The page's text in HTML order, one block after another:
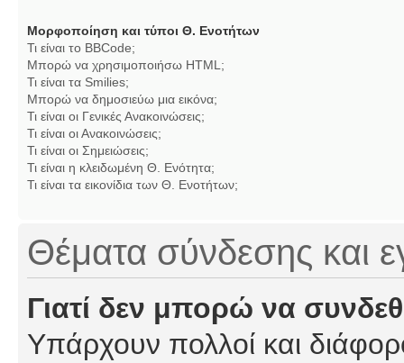
Μορφοποίηση και τύποι Θ. Ενοτήτων
Τι είναι το BBCode;
Μπορώ να χρησιμοποιήσω HTML;
Τι είναι τα Smilies;
Μπορώ να δημοσιεύω μια εικόνα;
Τι είναι οι Γενικές Ανακοινώσεις;
Τι είναι οι Ανακοινώσεις;
Τι είναι οι Σημειώσεις;
Τι είναι η κλειδωμένη Θ. Ενότητα;
Τι είναι τα εικονίδια των Θ. Ενοτήτων;
Θέματα σύνδεσης και
Γιατί δεν μπορώ να
Υπάρχουν πολλοί και